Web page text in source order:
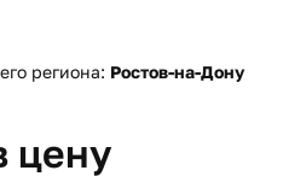
региона: Ростов-на-Дону
цену